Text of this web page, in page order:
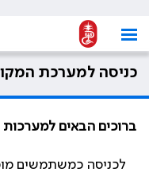
כניסה למערכת
ברוכים הבאים
לכניסה כמשתמשים